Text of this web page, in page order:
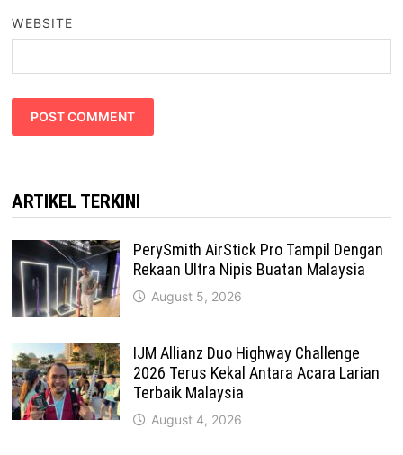
WEBSITE
ARTIKEL TERKINI
PerySmith AirStick Pro Tampil Dengan
Rekaan Ultra Nipis Buatan Malaysia
August 5, 2026
IJM Allianz Duo Highway Challenge
2026 Terus Kekal Antara Acara Larian
Terbaik Malaysia
August 4, 2026